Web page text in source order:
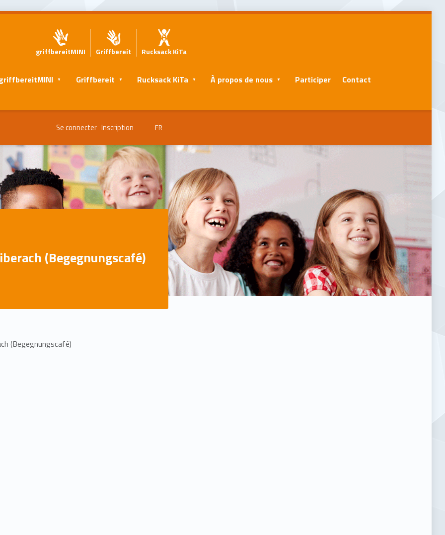
griffbereitMINI Griffbereit Rucksack KiTa
Griffbereit Rucksack KiTa À propos de nous Participer Contact
Se connecter Inscription FR
(Begegnungscafé)
(Begegnungscafé)